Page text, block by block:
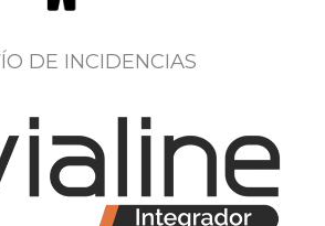
DE INCIDENCIAS